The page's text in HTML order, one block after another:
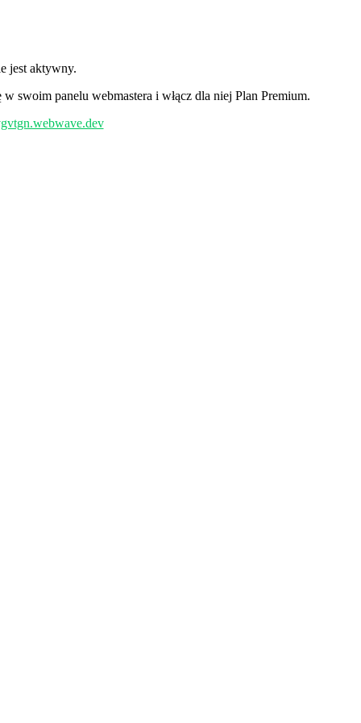
jest aktywny.
swoim panelu webmastera i włącz dla niej Plan Premium.